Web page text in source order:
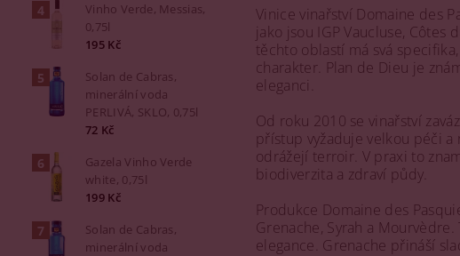
Vinho Verde, Messias,
0,75l
195 Kč
Solan de Cabras,
minerální voda
PERLIVÁ, SKLO, 0,75l
72 Kč
Gazela Vinho Verde
white, 0,75l
199 Kč
Solan de Cabras,
minerální voda
Vinice vinařství Domaine des
jako jsou IGP Vaucluse, Côtes
těchto oblastí má svá
charakter. Plan de Dieu je
eleganci.
Od roku 2010 se vinařství
přístup vyžaduje velkou péči
odrážejí terroir. V praxi to
biodiverzita a zdraví půdy.
Produkce Domaine des
Grenache, Syrah a
elegance. Grenache přináší